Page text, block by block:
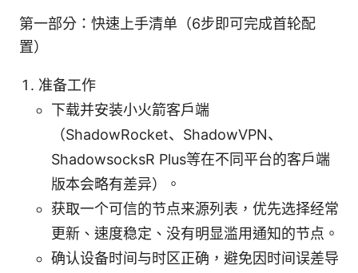
第一部分：快速上手清单（6步即可完成首轮配
置）
准备工作
下载并安装小火箭客户端
（ShadowRocket、ShadowVPN、
ShadowsocksR Plus等在不同平台的客户端
版本会略有差异）。
获取一个可信的节点来源列表，优先选择经常
更新、速度稳定、没有明显滥用通知的节点。
确认设备时间与时区正确，避免因时间误差导